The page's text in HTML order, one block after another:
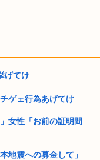
げてけ
ゲェ行為あげてけ
女性「お前の証明間
地震への募金して」